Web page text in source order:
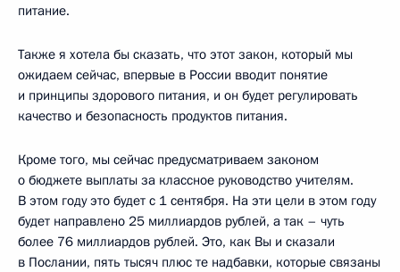
питание.
Также я хотела бы сказать, что этот закон, который мы
ожидаем сейчас, впервые в России вводит понятие
и принципы здорового питания, и он будет регулировать
качество и безопасность продуктов питания.
Кроме того, мы сейчас предусматриваем законом
о бюджете выплаты за классное руководство учителям.
В этом году это будет с 1 сентября. На эти цели в этом году
будет направлено 25 миллиардов рублей, а так – чуть
более 76 миллиардов рублей. Это, как Вы и сказали
в Послании, пять тысяч плюс те надбавки, которые связаны